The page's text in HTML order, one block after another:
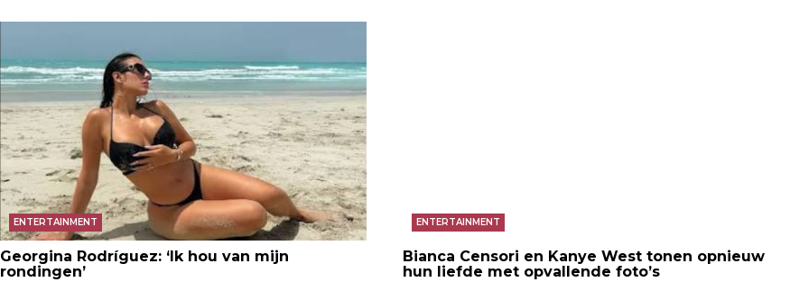
ENTERTAINMENT
Georgina Rodríguez: ‘Ik hou van mijn
rondingen’
ENTERTAINMENT
Bianca Censori en Kanye West tonen opnieuw
hun liefde met opvallende foto’s